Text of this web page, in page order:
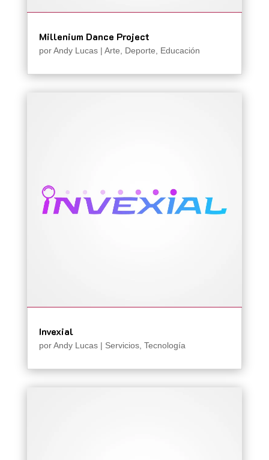
Millenium Dance Project
porAndy Lucas| Arte Deporte Educación
Invexial
porAndy Lucas| Servicios, Tecnología